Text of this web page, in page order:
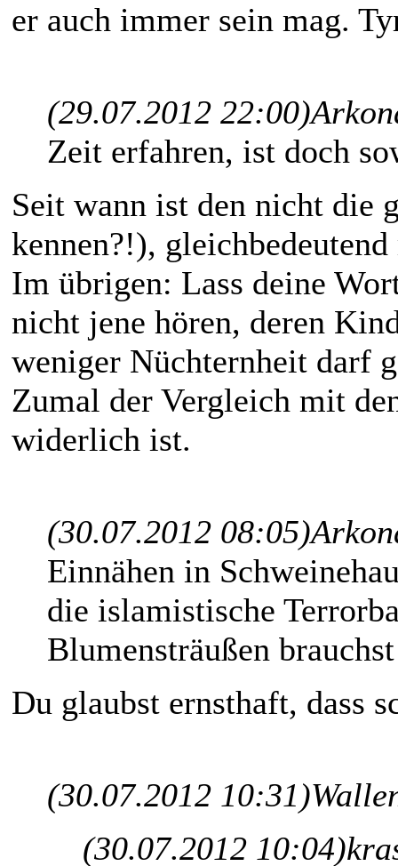
er auch immer sein mag.
(29.07.2012 22:00)
Zeit erfahren, ist doch
Seit wann ist den nicht die
kennen?!),
Im übrigen: Lass deine
nicht jene hören, deren
weniger Nüchternheit darf
Zumal der Vergleich mit
widerlich ist.
(30.07.2012 08:05)
Einnähen in
die islamistische
Blumensträußen
Du glaubst ernsthaft, dass
(30.07.2012 10:31)
(30.07.2012 10:04)